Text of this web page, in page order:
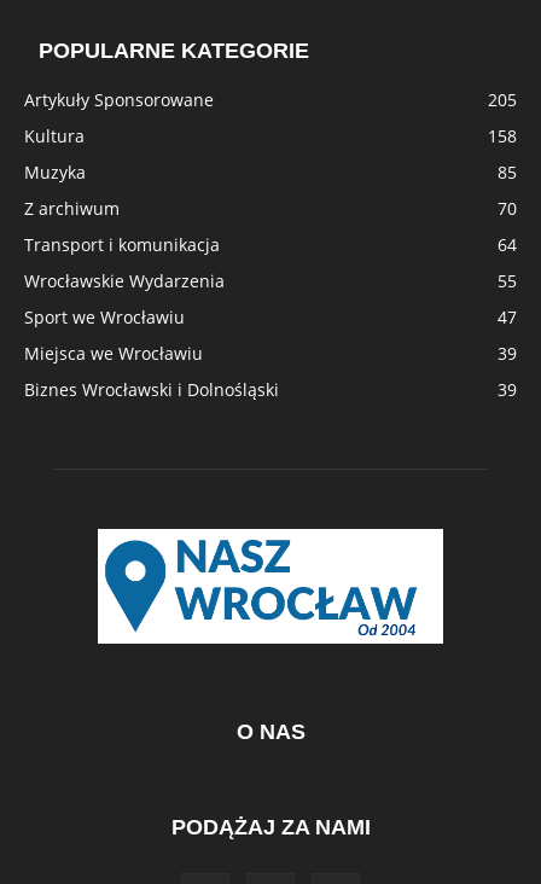
POPULARNE KATEGORIE
Artykuły Sponsorowane
205
Kultura
158
Muzyka
85
Z archiwum
70
Transport i komunikacja
64
Wrocławskie Wydarzenia
55
Sport we Wrocławiu
47
Miejsca we Wrocławiu
39
Biznes Wrocławski i Dolnośląski
39
O NAS
PODĄŻAJ ZA NAMI